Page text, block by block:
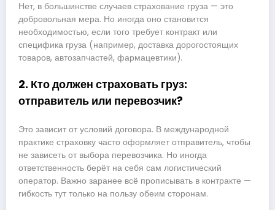
Нет, в большинстве случаев страхование груза — это
добровольная мера. Но иногда оно становится
необходимостью, если того требует контракт или
специфика груза (например, доставка дорогостоящих
товаров, автозапчастей, фармацевтики).
2. Кто должен страховать груз:
отправитель или перевозчик?
Это зависит от условий договора. В международной
практике страховку часто оформляет отправитель, чтобы
не зависеть от выбора перевозчика. Но иногда
ответственность берёт на себя сам логистический
оператор. Важно заранее всё прописывать в контракте —
гибкость тут только на пользу обеим сторонам.